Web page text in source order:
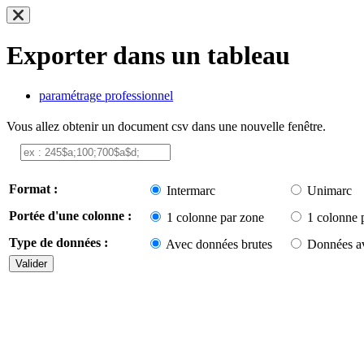
Exporter dans un tableau
paramétrage professionnel
Vous allez obtenir un document csv dans une nouvelle fenêtre.
Format : Intermarc
Unimarc
Portée d'une colonne :
1 colonne par zone
1 colonne
Type de données :
Avec données brutes Données